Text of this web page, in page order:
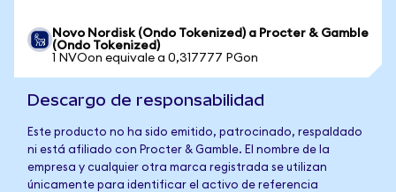
Novo Nordisk (Ondo Tokenized) a Procter & Gamble
(Ondo Tokenized)
1 NVOon equivale a 0,317777 PGon
Descargo de responsabilidad
Este producto no ha sido emitido, patrocinado, respaldado
ni está afiliado con Procter & Gamble. El nombre de la
empresa y cualquier otra marca registrada se utilizan
únicamente para identificar el activo de referencia